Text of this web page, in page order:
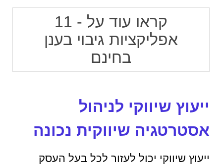
קראו עוד על - 11
אפליקציות גיבוי בענן
בחינם
ייעוץ שיווקי לניהול
אסטרטגיה שיווקית נכונה
ייעוץ שיווקי יכול לעזור לכל בעל העסק